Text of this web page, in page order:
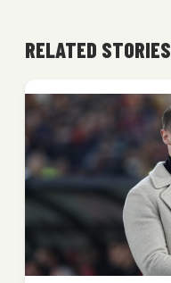
RELATED STORIES